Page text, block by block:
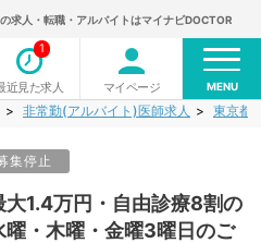
求人・転職・アルバイトはマイナビDOCTOR
近見た求人
1
マイページ MENU
非常勤(アルバイト)医師求人 東京都
集停止
大1.4万円・自由診療8割の
・木曜・金曜3曜日のご